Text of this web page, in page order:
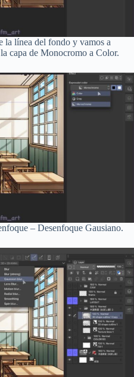
la línea del fondo y vamos a
capa de Monocromo a Color.
– Desenfoque Gausiano.